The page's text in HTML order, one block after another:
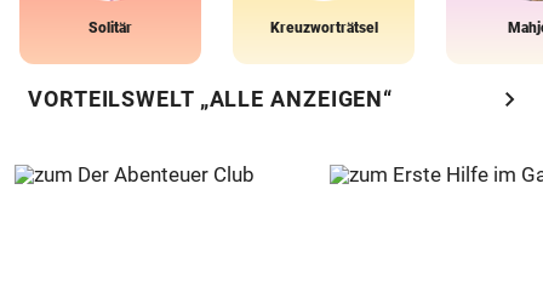
Solitär Kreuzworträtsel
VORTEILSWELT „ALLE ANZEIGEN“ chevron_right